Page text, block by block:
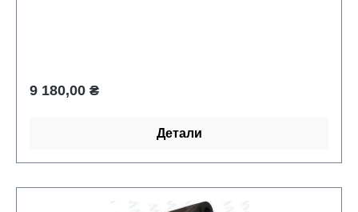
Обычная цена:
9 180,00 ₴
Детали